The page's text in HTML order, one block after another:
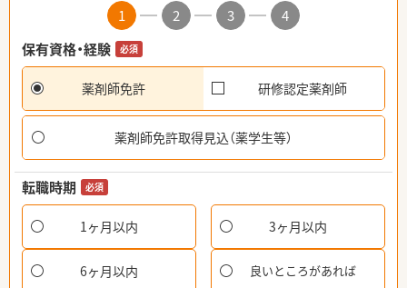
1 2 3
4
保有資格・経験
必須
薬剤師免許 研修認定薬剤師
薬剤師免許取得見込（薬学生等）
転職時期 必須
1ヶ月以内 3ヶ月以内
6ヶ月以内 良いところがあれば